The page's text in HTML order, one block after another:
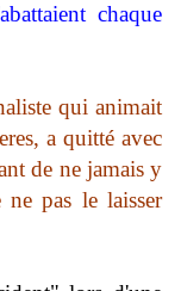
chaque
qui animait
a quitté avec
de ne jamais y
ne pas le laisser